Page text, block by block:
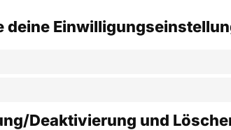
deine
Deaktivierung und